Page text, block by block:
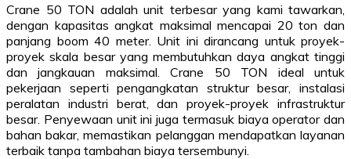
Crane 50 TON adalah unit terbesar yang kami tawarkan,
dengan kapasitas angkat maksimal mencapai 20 ton dan
panjang boom 40 meter. Unit ini dirancang untuk proyek-
proyek skala besar yang membutuhkan daya angkat tinggi
dan jangkauan maksimal. Crane 50 TON ideal untuk
pekerjaan seperti pengangkatan struktur besar, instalasi
peralatan industri berat, dan proyek-proyek infrastruktur
besar. Penyewaan unit ini juga termasuk biaya operator dan
bahan bakar, memastikan pelanggan mendapatkan layanan
terbaik tanpa tambahan biaya tersembunyi.